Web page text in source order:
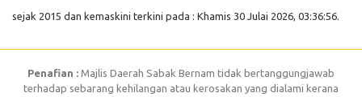
sejak 2015 dan kemaskini terkini pada : Khamis 30 Julai 2026, 03:36:56.
Penafian : Majlis Daerah Sabak Bernam tidak bertanggungjawab
terhadap sebarang kehilangan atau kerosakan yang dialami kerana